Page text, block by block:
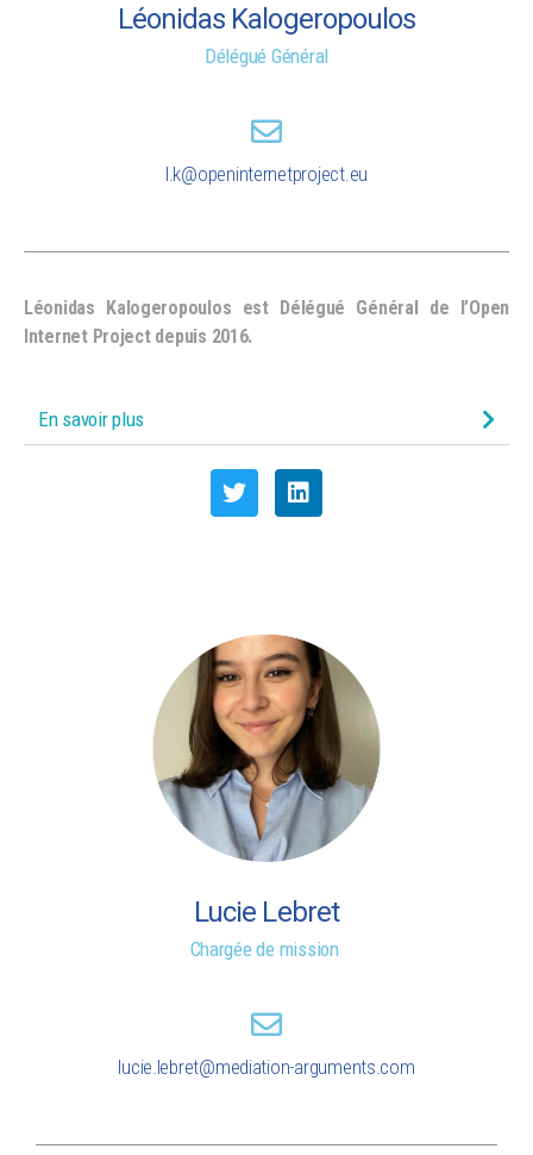
Léonidas Kalogeropoulos
Délégué Général
l.k@openinternetproject.eu
Léonidas Kalogeropoulos est Délégué Général de l’Open
Internet Project depuis 2016.
En savoir plus
Lucie Lebret
Chargée de mission
lucie.lebret@mediation-arguments.com